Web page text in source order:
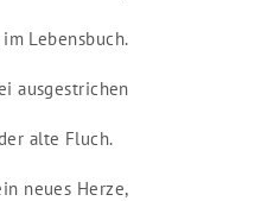
Lebensbuch.
ausgestrichen
alte Fluch.
neues Herze,